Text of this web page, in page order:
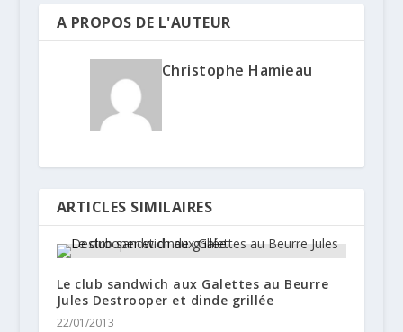
A PROPOS DE L'AUTEUR
Christophe Hamieau
ARTICLES SIMILAIRES
Le club sandwich aux Galettes au Beurre
Jules Destrooper et dinde grillée
22/01/2013